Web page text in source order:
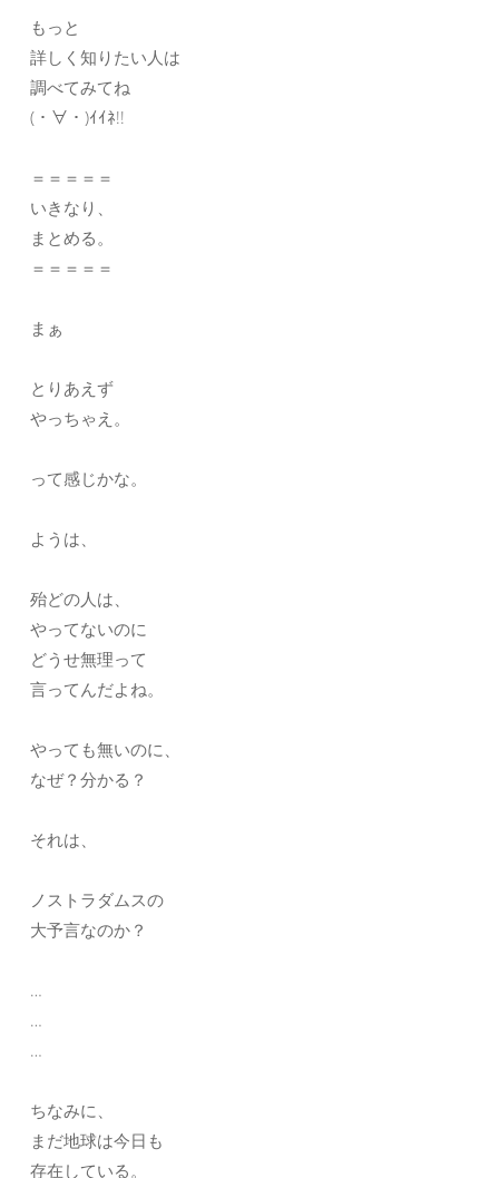
もっと
詳しく知りたい人は
調べてみてね
(・∀・)ｲｲﾈ!!
＝＝＝＝＝
いきなり、
まとめる。
＝＝＝＝＝
まぁ
とりあえず
やっちゃえ。
って感じかな。
ようは、
殆どの人は、
やってないのに
どうせ無理って
言ってんだよね。
やっても無いのに、
なぜ？分かる？
それは、
ノストラダムスの
大予言なのか？
…
…
…
ちなみに、
まだ地球は今日も
存在している。